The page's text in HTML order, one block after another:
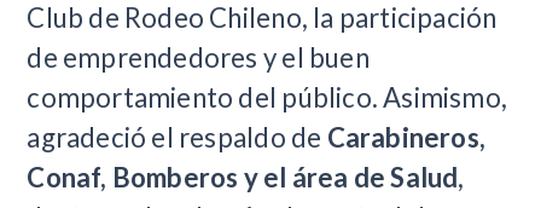
Club de Rodeo Chileno, la participación
de emprendedores y el buen
comportamiento del público. Asimismo,
agradeció el respaldo de Carabineros,
Conaf, Bomberos y el área de Salud,